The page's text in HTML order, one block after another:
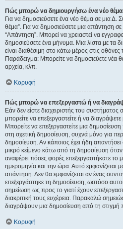
Πώς μπορώ να δημιουργήσω ένα νέο
Για να δημοσιεύσετε ένα νέο θέμα σε μια
θέμα”. Για να δημοσιεύσετε μια απάντηση
“Απάντηση”. Μπορεί να χρειαστεί να
δημοσιεύσετε ένα μήνυμα. Μια λίστα με τα
είναι διαθέσιμη στο κάτω μέρος στις
Παράδειγμα: Μπορείτε να δημοσιεύετε νέα
αρχεία, κλπ.
Κορυφή
Πώς μπορώ να επεξεργαστώ ή να
Εάν δεν είστε διαχειριστής του
μπορείτε να επεξεργαστείτε ή να
Μπορείτε να επεξεργαστείτε μια
στη σχετική δημοσίευση, συχνά μόνο για
δημοσίευση. Αν κάποιος έχει ήδη
μικρό κείμενο κάτω από τη δημοσίευση
αναφέρει πόσες φορές επεξεργαστήκατε το
ημερομηνία και την ώρα. Αυτό εμφανίζεται
απάντηση. Δεν θα εμφανίζεται αν ένας
επεξεργάστηκε τη δημοσίευση, ωστόσο
σημείωση ως προς το γιατί έχουν
διακριτική τους ευχέρεια. Παρακαλώ
διαγράψουν μια δημοσίευση από τη στιγμή
Κορυφή